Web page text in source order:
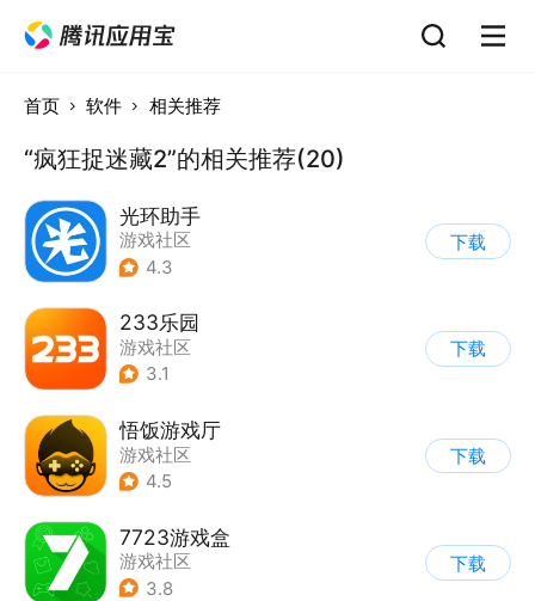
首页 软件 相关推荐
“疯狂捉迷藏2”的相关推荐(20)
光环助手
游戏社区
4.3
下载
233乐园
游戏社区
3.1
下载
悟饭游戏厅
游戏社区
4.5
下载
7723游戏盒
游戏社区
3.8
下载